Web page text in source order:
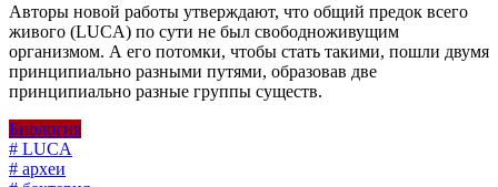
Авторы новой работы утверждают, что общий предок всего
живого (LUCA) по сути не был свободноживущим
организмом. А его потомки, чтобы стать такими, пошли двумя
принципиально разными путями, образовав две
принципиально разные группы существ.
Биология
# LUCA
# археи